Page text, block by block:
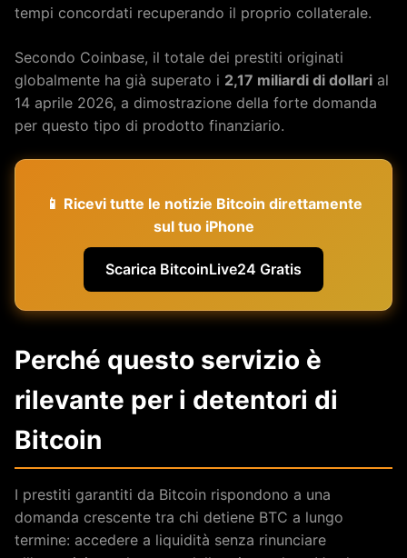
tempi concordati recuperando il proprio collaterale.
Secondo Coinbase, il totale dei prestiti originati
globalmente ha già superato i 2,17 miliardi di dollari al
14 aprile 2026, a dimostrazione della forte domanda
per questo tipo di prodotto finanziario.
📱 Ricevi tutte le notizie Bitcoin direttamente
sul tuo iPhone
Scarica BitcoinLive24 Gratis
Perché questo servizio è
rilevante per i detentori di
Bitcoin
I prestiti garantiti da Bitcoin rispondono a una
domanda crescente tra chi detiene BTC a lungo
termine: accedere a liquidità senza rinunciare